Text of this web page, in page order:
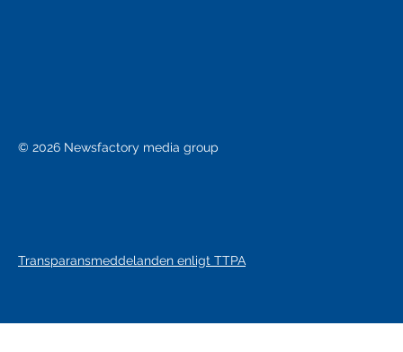
© 2026 Newsfactory media group
Transparansmeddelanden enligt TTPA